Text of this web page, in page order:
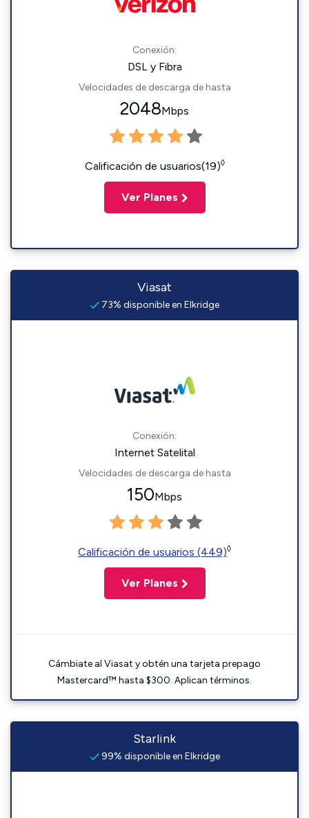
Conexión:
DSL y Fibra
Velocidades de descarga de hasta
2048Mbps
Calificación de usuarios(19)◊
Ver Planes
Viasat
73% disponible en Elkridge
Conexión:
Internet Satelital
Velocidades de descarga de hasta
150Mbps
Calificación de usuarios (449)◊
Ver Planes
Cámbiate al Viasat y obtén una tarjeta prepago
Mastercard™ hasta $300. Aplican términos.
Starlink
99% disponible en Elkridge